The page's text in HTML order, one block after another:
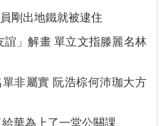
剛出地鐵就被逮住
文指滕麗名林
棕何沛珈大方
華為上了一堂公關課